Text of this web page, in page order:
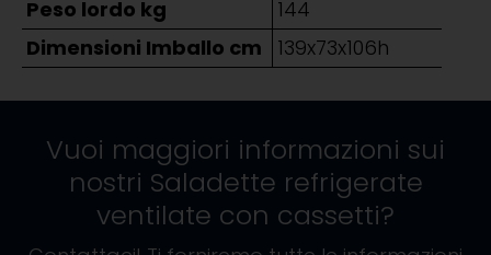
Peso lordo kg
144
Dimensioni Imballo cm
139x73x106h
Vuoi maggiori informazioni sui
nostri Saladette refrigerate
ventilate con cassetti?